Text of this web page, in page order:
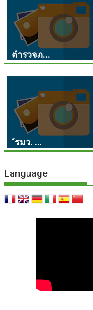
ตำรวจภ...
“รมว. ...
Language